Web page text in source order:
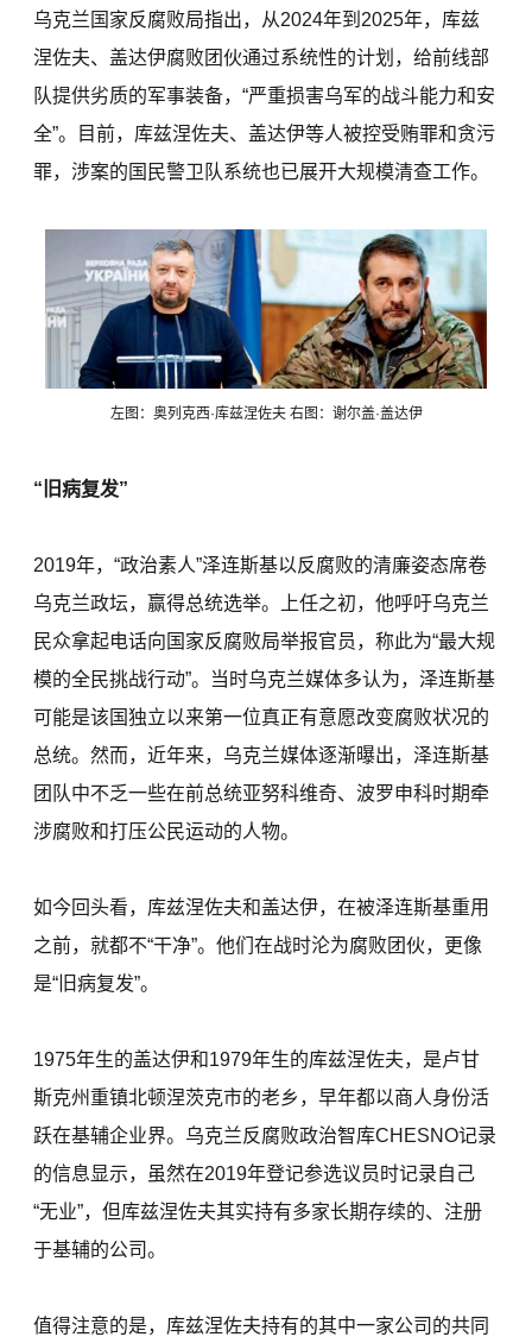
乌克兰国家反腐败局指出，从2024年到2025年，库兹
涅佐夫、盖达伊腐败团伙通过系统性的计划，给前线部
队提供劣质的军事装备，“严重损害乌军的战斗能力和安
全”。目前，库兹涅佐夫、盖达伊等人被控受贿罪和贪污
罪，涉案的国民警卫队系统也已展开大规模清查工作。
左图：奥列克西·库兹涅佐夫 右图：谢尔盖·盖达伊
“旧病复发”
2019年，“政治素人”泽连斯基以反腐败的清廉姿态席卷
乌克兰政坛，赢得总统选举。上任之初，他呼吁乌克兰
民众拿起电话向国家反腐败局举报官员，称此为“最大规
模的全民挑战行动”。当时乌克兰媒体多认为，泽连斯基
可能是该国独立以来第一位真正有意愿改变腐败状况的
总统。然而，近年来，乌克兰媒体逐渐曝出，泽连斯基
团队中不乏一些在前总统亚努科维奇、波罗申科时期牵
涉腐败和打压公民运动的人物。
如今回头看，库兹涅佐夫和盖达伊，在被泽连斯基重用
之前，就都不“干净”。他们在战时沦为腐败团伙，更像
是“旧病复发”。
1975年生的盖达伊和1979年生的库兹涅佐夫，是卢甘
斯克州重镇北顿涅茨克市的老乡，早年都以商人身份活
跃在基辅企业界。乌克兰反腐败政治智库CHESNO记录
的信息显示，虽然在2019年登记参选议员时记录自己
“无业”，但库兹涅佐夫其实持有多家长期存续的、注册
于基辅的公司。
值得注意的是，库兹涅佐夫持有的其中一家公司的共同